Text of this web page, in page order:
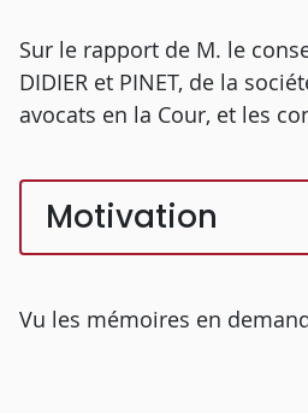
Sur le rapport de M. le
DIDIER et PINET, de la
avocats en la Cour, et les
Motivation
Vu les mémoires en